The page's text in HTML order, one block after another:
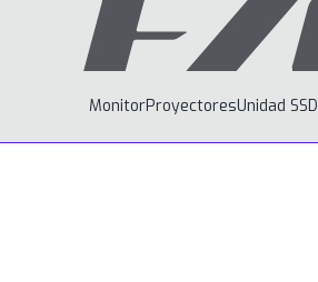
MonitorProyectoresUnidad SSD